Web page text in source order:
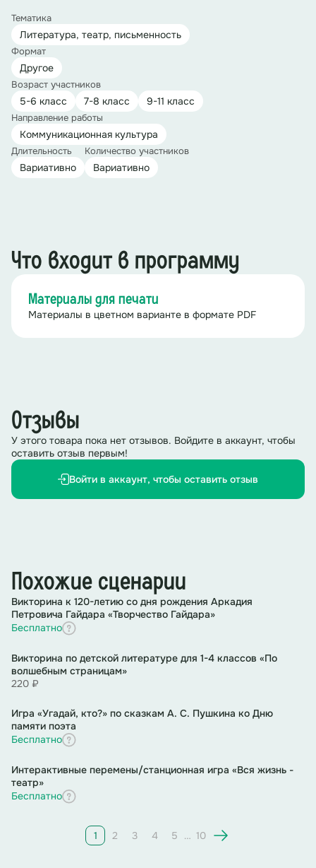
Тематика
Литература, театр, письменность
Формат
Другое
Возраст участников
5-6 класс 7-8 класс 9-11 класс
Направление работы
Коммуникационная культура
Длительность
Вариативно
Количество участников
Вариативно
Что входит в программу
Материалы для печати
Материалы в цветном варианте в формате PDF
Отзывы
У этого товара пока нет отзывов. Войдите в аккаунт, чтобы
оставить отзыв первым!
Войти в аккаунт, чтобы оставить отзыв
Похожие сценарии
Викторина к 120-летию со дня рождения Аркадия
Петровича Гайдара «Творчество Гайдара»
Бесплатно
Викторина по детской литературе для 1-4 классов «По
волшебным страницам»
220 ₽
Игра «Угадай, кто?» по сказкам А. С. Пушкина ко Дню
памяти поэта
Бесплатно
Интерактивные перемены/станционная игра «Вся жизнь -
театр»
Бесплатно
1 2 3 4 5 … 10